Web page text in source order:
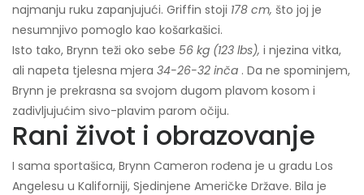
najmanju ruku zapanjujući. Griffin stoji 178 cm, što joj je
nesumnjivo pomoglo kao košarkašici.
Isto tako, Brynn teži oko sebe 56 kg (123 lbs), i njezina vitka,
ali napeta tjelesna mjera 34-26-32 inča . Da ne spominjem,
Brynn je prekrasna sa svojom dugom plavom kosom i
zadivljujućim sivo-plavim parom očiju.
Rani život i obrazovanje
I sama sportašica, Brynn Cameron rođena je u gradu Los
Angelesu u Kaliforniji, Sjedinjene Američke Države. Bila je